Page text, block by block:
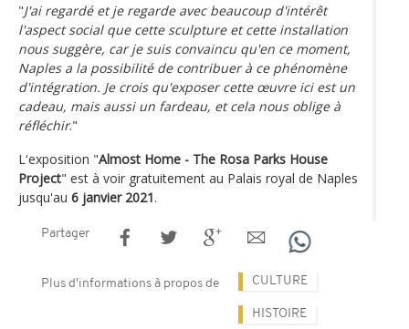
"J'ai regardé et je regarde avec beaucoup d'intérêt
l'aspect social que cette sculpture et cette installation
nous suggère, car je suis convaincu qu'en ce moment,
Naples a la possibilité de contribuer à ce phénomène
d'intégration. Je crois qu'exposer cette œuvre ici est un
cadeau, mais aussi un fardeau, et cela nous oblige à
réfléchir."
L'exposition "Almost Home - The Rosa Parks House
Project" est à voir gratuitement au Palais royal de Naples
jusqu'au 6 janvier 2021.
Partager
Plus d'informations à propos de CULTURE
HISTOIRE